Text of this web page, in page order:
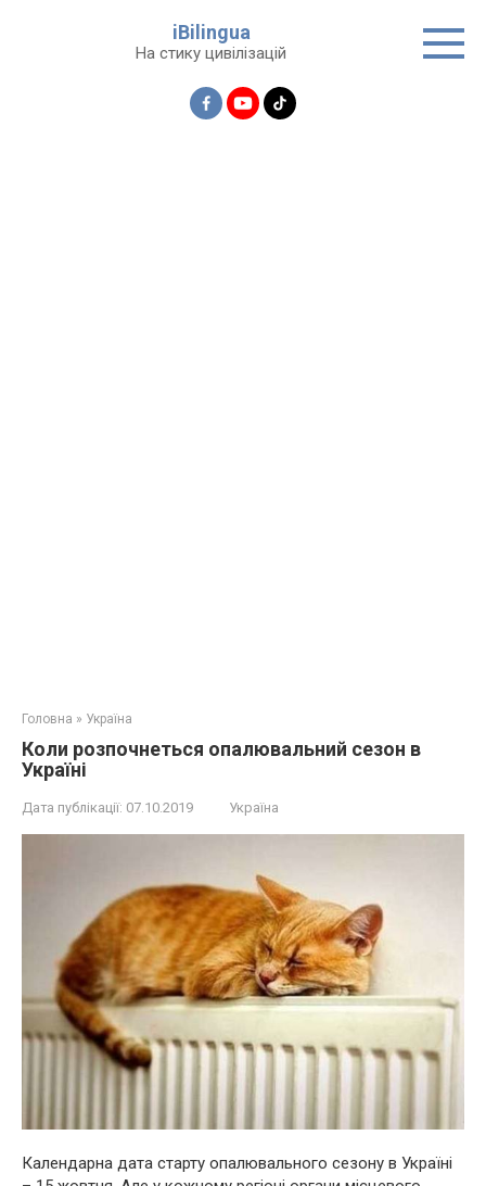
iBilingua
На стику цивілізацій
Головна » Україна
Коли розпочнеться опалювальний сезон в
Україні
Дата публікації: 07.10.2019 Україна
Календарна дата старту опалювального сезону в Україні